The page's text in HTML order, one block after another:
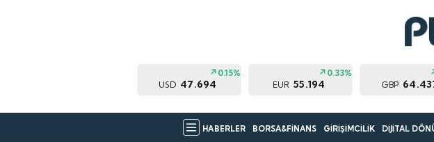
USD 47.694
0.15%
EUR 55.194
0.33%
GBP
HABERLER BORSA&FİNANS GİRİŞİMCİLİK DİJİTAL